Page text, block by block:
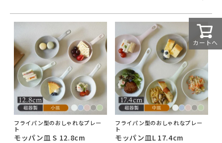
フライパン型のおしゃれなプレー
ト
モッパン皿 S 12.8cm
フライパン型のおしゃれなプレー
ト
モッパン皿L 17.4cm
カートへ